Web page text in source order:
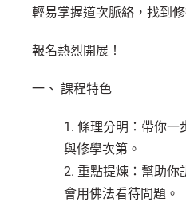
輕易掌握道次脈絡，找到修
報名熱烈開展！
一、 課程特色
1. 條理分明：帶你一
與修學次第。
2. 重點提煉：幫助你
會用佛法看待問題。